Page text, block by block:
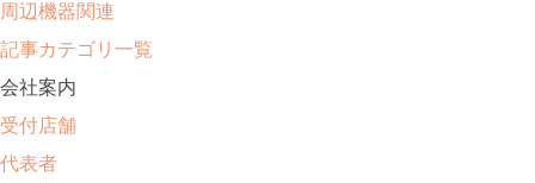
周辺機器関連
記事カテゴリ一覧
会社案内
受付店舗
代表者